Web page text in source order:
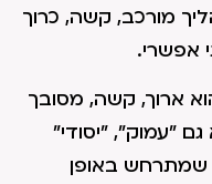
מורכב, קשה, כרוך
אפשרי.
ארוך, קשה, מסובך
"עמוק", "יסודי"
שמתרחש באופן